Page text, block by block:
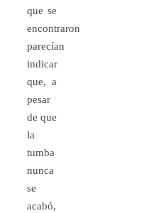
que se
encontraron
parecían
indicar
que, a
pesar
de que
la
tumba
nunca
se
acabó,